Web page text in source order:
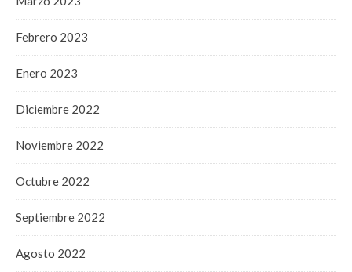
Febrero 2023
Enero 2023
Diciembre 2022
Noviembre 2022
Octubre 2022
Septiembre 2022
Agosto 2022